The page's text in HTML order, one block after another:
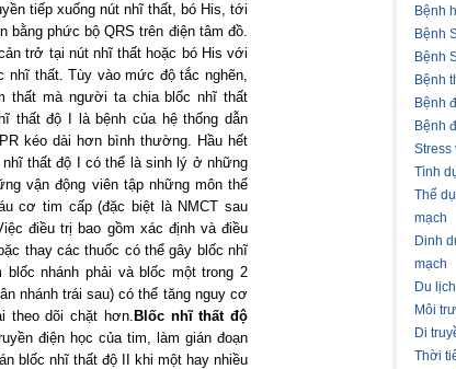
tiếp xuống nút nhĩ thất, bó His, tới
bằng phức bộ QRS trên điện tâm đồ.
trở tại nút nhĩ thất hoặc bó His với
nhĩ thất.Tùy vào mức độ tắc nghẽn,
thất mà người ta chia blốc nhĩ thất
thất độ I là bệnh của hệ thống dẫn
kéo dài hơn bình thường. Hầu hết
thất độ I có thể là sinh lý ở những
vận động viên tập những môn thể
cơ tim cấp (đặc biệt là NMCT sau
điều trị bao gồm xác định và điều
thay các thuốc có thể gây blốc nhĩ
nhánh phải và blốc một trong 2
nhánh trái sau) có thể tăng nguy cơ
theo dõi chặt hơn. Blốc nhĩ thất độ
điện học của tim, làm gián đoạn
blốc nhĩ thất độ II khi một hay nhiều
Bệnh
Bệnh
Bệnh
Bệnh
Bệnh
Bệnh
Stress
Tình
Thể
mạch
Dinh
mạch
Du
Môi
Di
Thời